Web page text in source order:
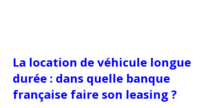
La location de véhicule longue
durée : dans quelle banque
française faire son leasing ?